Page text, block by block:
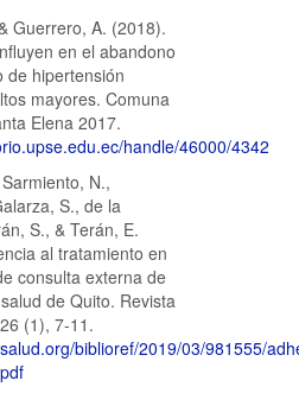
Guerrero, A. (2018).
en el abandono
de hipertensión
mayores. Comuna
Elena 2017.
handle/46000/4342
N.,
S., de la
S., & Terán, E.
al tratamiento en
consulta externa de
de Quito. Revista
(1), 7-11.
biblioref/2019/03/981555/